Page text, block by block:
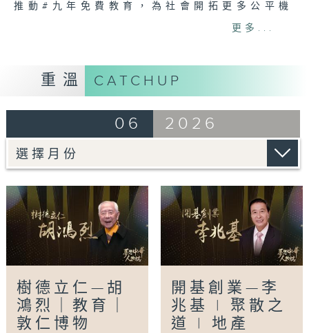
推動#九年免費教育，為社會開拓更多公平機
會。年過半百之際，他與夫人鍾期榮博士毅然放
大學。這份對學子讀書機會的堅守，成就了跨越
半世紀的育人傳奇。
寶馬山校園，不僅見證了一所大學的崛起，更是
一位#教育家 以一生執著，在繁華都市中守護
「教育報國」純粹信念的寫照。
受訪者包括
胡懷中博士（胡鴻烈兒子，香港樹仁大學校長）
孫天倫教授（香港樹仁大學首席副校長）
李家文博士（香港樹仁大學助理副校長、校友）
張舜堯博士（香港樹仁大學校董會副主席、校
想睇更多：
https://www.rthk.hk/tv/dtt31/
更多...
重溫 CATCHUP
06 2026
樹德立仁—胡
鴻烈｜教育｜
敦仁博物
開基創業—李
兆基 | 聚散之
道 | 地產